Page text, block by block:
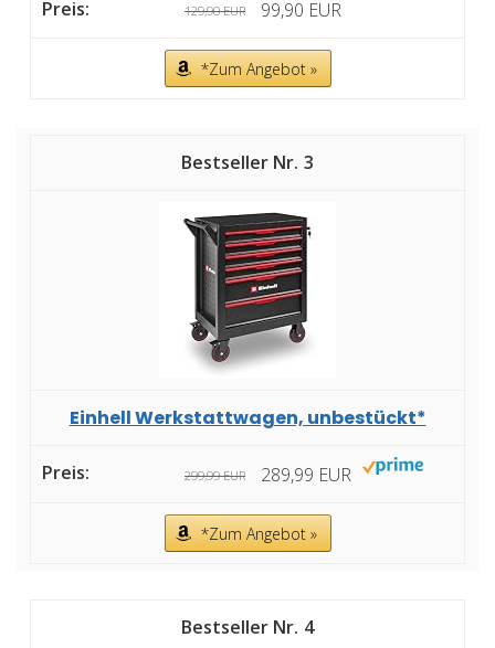
129,90 EUR 99,90 EUR
*Zum Angebot »
3
Einhell Werkstattwagen, unbestückt*
299,99 EUR 289,99 EUR
*Zum Angebot »
4